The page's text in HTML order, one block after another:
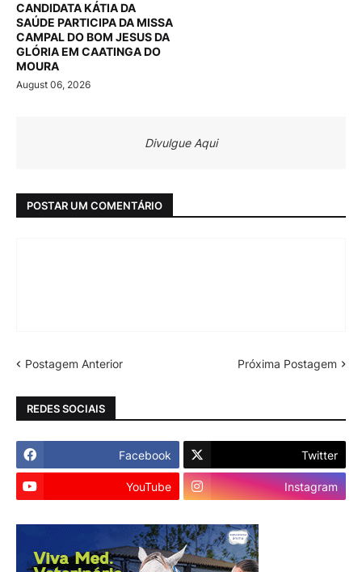
CANDIDATA KÁTIA DA
SAÚDE PARTICIPA DA MISSA
CAMPAL DO BOM JESUS DA
GLÓRIA EM CAATINGA DO
MOURA
August 06, 2026
Divulgue Aqui
POSTAR UM COMENTÁRIO
Postagem Anterior Próxima Postagem
REDES SOCIAIS
Facebook Twitter
YouTube Instagram